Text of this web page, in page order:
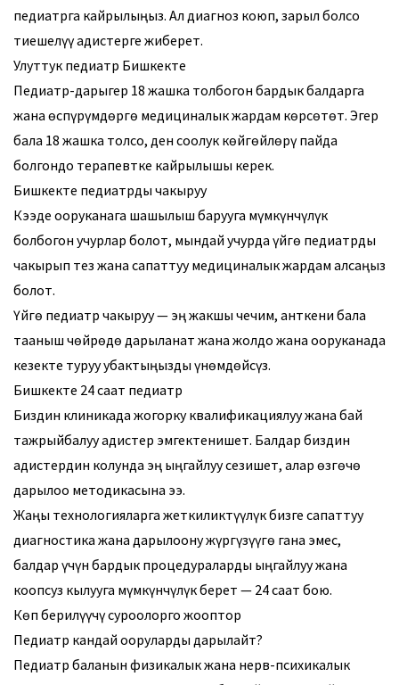
педиатрга кайрылыңыз. Ал диагноз коюп, зарыл болсо
тиешелүү адистерге жиберет.
Улуттук педиатр Бишкекте
Педиатр-дарыгер 18 жашка толбогон бардык балдарга
жана өспүрүмдөргө медициналык жардам көрсөтөт. Эгер
бала 18 жашка толсо, ден соолук көйгөйлөрү пайда
болгондо терапевтке кайрылышы керек.
Бишкекте педиатрды чакыруу
Кээде ооруканага шашылыш барууга мүмкүнчүлүк
болбогон учурлар болот, мындай учурда үйгө педиатрды
чакырып тез жана сапаттуу медициналык жардам алсаңыз
болот.
Үйгө педиатр чакыруу — эң жакшы чечим, анткени бала
тааныш чөйрөдө дарыланат жана жолдо жана ооруканада
кезекте туруу убактыңызды үнөмдөйсүз.
Бишкекте 24 саат педиатр
Биздин клиникада жогорку квалификациялуу жана бай
тажрыйбалуу адистер эмгектенишет. Балдар биздин
адистердин колунда эң ыңгайлуу сезишет, алар өзгөчө
дарылоо методикасына ээ.
Жаңы технологияларга жеткиликтүүлүк бизге сапаттуу
диагностика жана дарылоону жүргүзүүгө гана эмес,
балдар үчүн бардык процедураларды ыңгайлуу жана
коопсуз кылууга мүмкүнчүлүк берет — 24 саат бою.
Көп берилүүчү суроолорго жооптор
Педиатр кандай ооруларды дарылайт?
Педиатр баланын физикалык жана нерв-психикалык